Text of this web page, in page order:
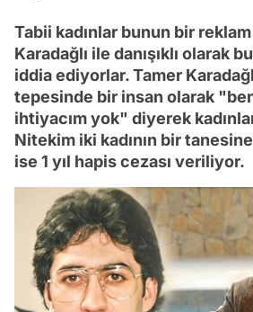
Tabii kadınlar bunun bir
Karadağlı ile danışıklı olarak
iddia ediyorlar. Tamer
tepesinde bir insan olarak
ihtiyacım yok" diyerek
Nitekim iki kadının bir
ise 1 yıl hapis cezası veriliyor.